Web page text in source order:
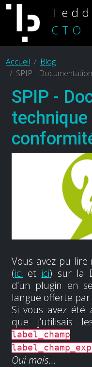
CTO
Accueil
Blog
SPIP -
SPIP -
technique
Vous avez pu
(ici et ici) sur la
d’un plugin en
langue offerte par
Si vous avez été
que j’utilisais
label_champ
Oui mais...